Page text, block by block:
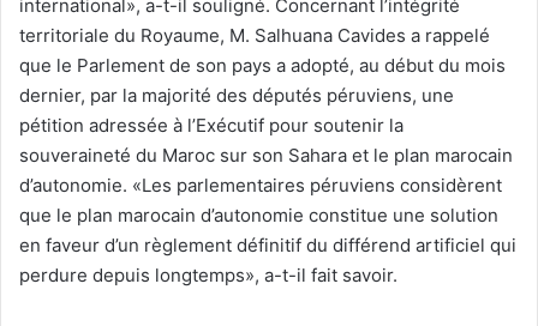
international», a-t-il souligné. Concernant l’intégrité
territoriale du Royaume, M. Salhuana Cavides a rappelé
que le Parlement de son pays a adopté, au début du mois
dernier, par la majorité des députés péruviens, une
pétition adressée à l’Exécutif pour soutenir la
souveraineté du Maroc sur son Sahara et le plan marocain
d’autonomie. «Les parlementaires péruviens considèrent
que le plan marocain d’autonomie constitue une solution
en faveur d’un règlement définitif du différend artificiel qui
perdure depuis longtemps», a-t-il fait savoir.